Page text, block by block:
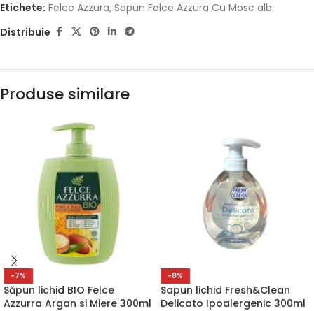
Etichete: Felce Azzura, Sapun Felce Azzura Cu Mosc alb
Distribuie
Produse similare
-7%
Săpun lichid BIO Felce
Azzurra Argan si Miere 300ml
-8%
Sapun lichid Fresh&Clean
Delicato Ipoalergenic 300ml